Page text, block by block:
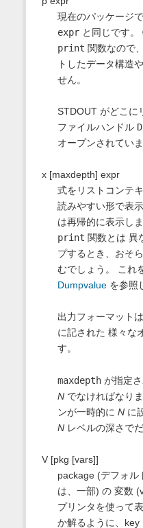
現在のパッケージ
exprと同じです。
print 関数なので、
トしたデータ構造
せん。
STDOUT がどこに
ファイルハンドル
オープンされていま
x [maxdepth] expr
式をリストコンテ
読みやすい形で表
は再帰的に表示し
print 関数とは 異
プするとき、おそ
むでしょう。 これ
Dumpvalueを参照
出力フォーマットは
に記された 様々な
す。
maxdepthが指定さ
Nでなければなり
ンが一時的に Nに
Nレベルの深さでだ
V [pkg [vars]]
package (デフォル
は、一部) の 変数
プリンタを使って
か解るように、key